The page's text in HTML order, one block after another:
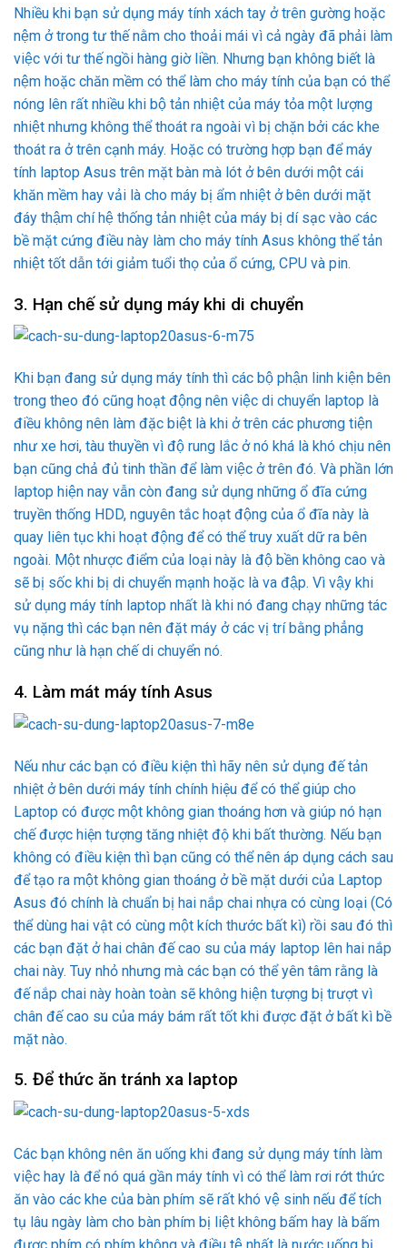
Nhiều khi bạn sử dụng máy tính xách tay ở trên gường hoặc
nệm ở trong tư thế nằm cho thoải mái vì cả ngày đã phải làm
việc với tư thế ngồi hàng giờ liền. Nhưng bạn không biết là
nệm hoặc chăn mềm có thể làm cho máy tính của bạn có thể
nóng lên rất nhiều khi bộ tản nhiệt của máy tỏa một lượng
nhiệt nhưng không thể thoát ra ngoài vì bị chặn bởi các khe
thoát ra ở trên cạnh máy. Hoặc có trường hợp bạn để máy
tính laptop Asus trên mặt bàn mà lót ở bên dưới một cái
khăn mềm hay vải là cho máy bị ẩm nhiệt ở bên dưới mặt
đáy thậm chí hệ thống tản nhiệt của máy bị dí sạc vào các
bề mặt cứng điều này làm cho máy tính Asus không thể tản
nhiệt tốt dẫn tới giảm tuổi thọ của ổ cứng, CPU và pin.
3. Hạn chế sử dụng máy khi di chuyển
Khi bạn đang sử dụng máy tính thì các bộ phận linh kiện bên
trong theo đó cũng hoạt động nên việc di chuyển laptop là
điều không nên làm đặc biệt là khi ở trên các phương tiện
như xe hơi, tàu thuyền vì độ rung lắc ở nó khá là khó chịu nên
bạn cũng chả đủ tinh thần để làm việc ở trên đó. Và phần lớn
laptop hiện nay vẫn còn đang sử dụng những ổ đĩa cứng
truyền thống HDD, nguyên tắc hoạt động của ổ đĩa này là
quay liên tục khi hoạt động để có thể truy xuất dữ ra bên
ngoài. Một nhược điểm của loại này là độ bền không cao và
sẽ bị sốc khi bị di chuyển mạnh hoặc là va đập. Vì vậy khi
sử dụng máy tính laptop nhất là khi nó đang chạy những tác
vụ nặng thì các bạn nên đặt máy ở các vị trí bằng phẳng
cũng như là hạn chế di chuyển nó.
4. Làm mát máy tính Asus
Nếu như các bạn có điều kiện thì hãy nên sử dụng đế tản
nhiệt ở bên dưới máy tính chính hiệu để có thể giúp cho
Laptop có được một không gian thoáng hơn và giúp nó hạn
chế được hiện tượng tăng nhiệt độ khi bất thường. Nếu bạn
không có điều kiện thì bạn cũng có thể nên áp dụng cách sau
để tạo ra một không gian thoáng ở bề mặt dưới của Laptop
Asus đó chính là chuẩn bị hai nắp chai nhựa có cùng loại (Có
thể dùng hai vật có cùng một kích thước bất kì) rồi sau đó thì
các bạn đặt ở hai chân đế cao su của máy laptop lên hai nắp
chai này. Tuy nhỏ nhưng mà các bạn có thể yên tâm rằng là
đế nắp chai này hoàn toàn sẽ không hiện tượng bị trượt vì
chân đế cao su của máy bám rất tốt khi được đặt ở bất kì bề
mặt nào.
5. Để thức ăn tránh xa laptop
Các bạn không nên ăn uống khi đang sử dụng máy tính làm
việc hay là để nó quá gần máy tính vì có thể làm rơi rớt thức
ăn vào các khe của bàn phím sẽ rất khó vệ sinh nếu để tích
tụ lâu ngày làm cho bàn phím bị liệt không bấm hay là bấm